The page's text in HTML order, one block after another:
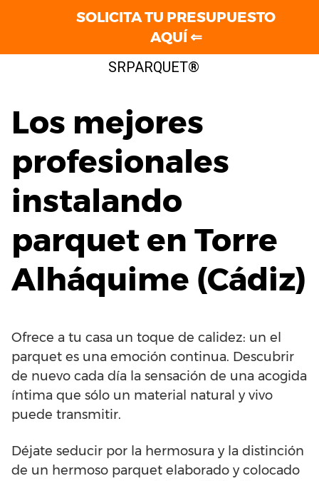
SRPARQUET®
Los mejores
profesionales
instalando
parquet en Torre
Alháquime (Cádiz)
Ofrece a tu casa un toque de calidez: un el
parquet es una emoción continua. Descubrir
de nuevo cada día la sensación de una acogida
íntima que sólo un material natural y vivo
puede transmitir.
Déjate seducir por la hermosura y la distinción
de un hermoso parquet elaborado y colocado
SOLICITA TU PRESUPUESTO
AQUÍ ⇐